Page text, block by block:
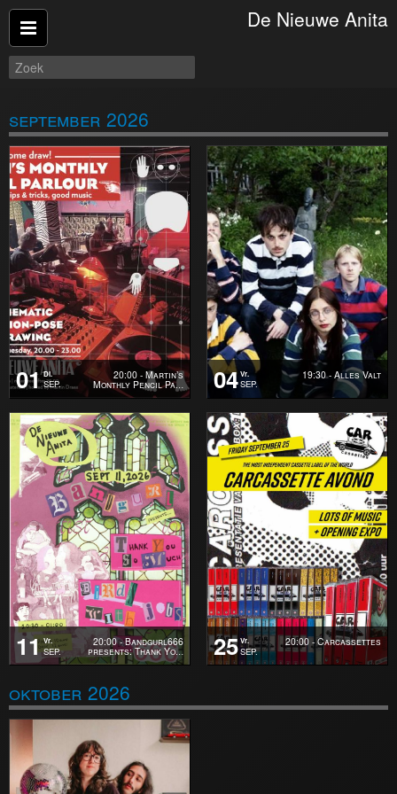
Verder winkelen
Afrekenen
De Nieuwe Anita
september 2026
01 Di.
SEP.
20:00 - Martin’s
Monthly Pencil Pa… 04 Vr.
SEP.
19:30 - Alles Valt
11 Vr.
SEP.
20:00 - Bandgurl666
presents: Thank Yo… 25 Vr.
SEP.
20:00 - Carcassettes
oktober 2026